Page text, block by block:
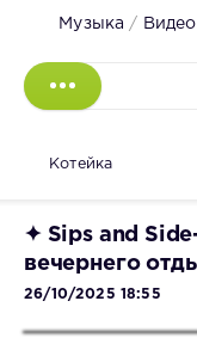
Музыка /
Котейка
✦ Sips and
вечернего
26/10/2025 18:55